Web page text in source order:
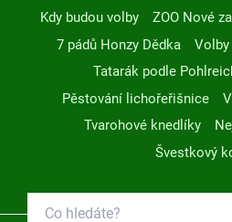
Kdy budou volby
ZOO Nové
7 pádů Honzy Dědka
Volby
Tatarák podle
Pěstování lichořeřišnice
Tvarohové knedlíky
Švestkový